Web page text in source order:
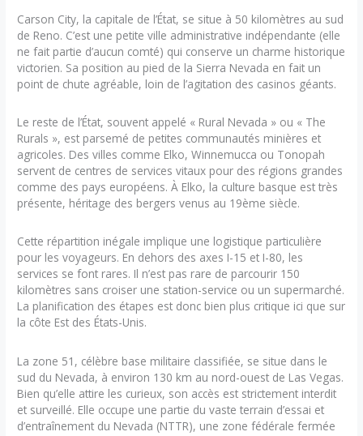
Carson City, la capitale de l’État, se situe à 50 kilomètres au sud
de Reno. C’est une petite ville administrative indépendante (elle
ne fait partie d’aucun comté) qui conserve un charme historique
victorien. Sa position au pied de la Sierra Nevada en fait un
point de chute agréable, loin de l’agitation des casinos géants.
Le reste de l’État, souvent appelé « Rural Nevada » ou « The
Rurals », est parsemé de petites communautés minières et
agricoles. Des villes comme Elko, Winnemucca ou Tonopah
servent de centres de services vitaux pour des régions grandes
comme des pays européens. À Elko, la culture basque est très
présente, héritage des bergers venus au 19ème siècle.
Cette répartition inégale implique une logistique particulière
pour les voyageurs. En dehors des axes I-15 et I-80, les
services se font rares. Il n’est pas rare de parcourir 150
kilomètres sans croiser une station-service ou un supermarché.
La planification des étapes est donc bien plus critique ici que sur
la côte Est des États-Unis.
La zone 51, célèbre base militaire classifiée, se situe dans le
sud du Nevada, à environ 130 km au nord-ouest de Las Vegas.
Bien qu’elle attire les curieux, son accès est strictement interdit
et surveillé. Elle occupe une partie du vaste terrain d’essai et
d’entraînement du Nevada (NTTR), une zone fédérale fermée